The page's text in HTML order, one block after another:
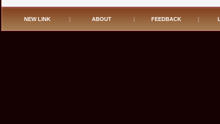
NEW LINK ABOUT FEEDBACK